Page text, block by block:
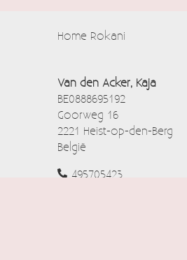
Home Rokani
Van den Acker, Kaja
BE0888695192
Goorweg 16
2221 Heist-op-den-Berg
België
495705423